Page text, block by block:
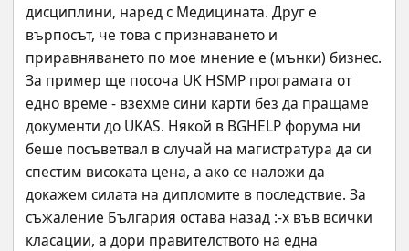
дисциплини, наред с Медицината. Друг е
върпосът, че това с признаването и
приравняването по мое мнение е (мънки) бизнес.
За пример ще посоча UK HSMP програмата от
едно време - взехме сини карти без да пращаме
документи до UKAS. Някой в BGHELP форума ни
беше посъветвал в случай на магистратура да си
спестим високата цена, а ако се наложи да
докажем силата на дипломите в последствие. За
съжаление България остава назад :-x във всички
класации, а дори правителството на една